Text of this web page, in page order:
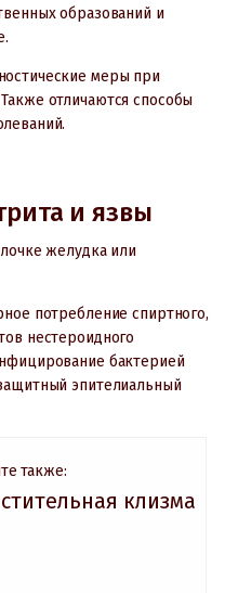
образований и
меры при
отличаются способы
и язвы
желудка или
потребление спиртного,
нестероидного
бактерией
эпителиальный
также:
клизма